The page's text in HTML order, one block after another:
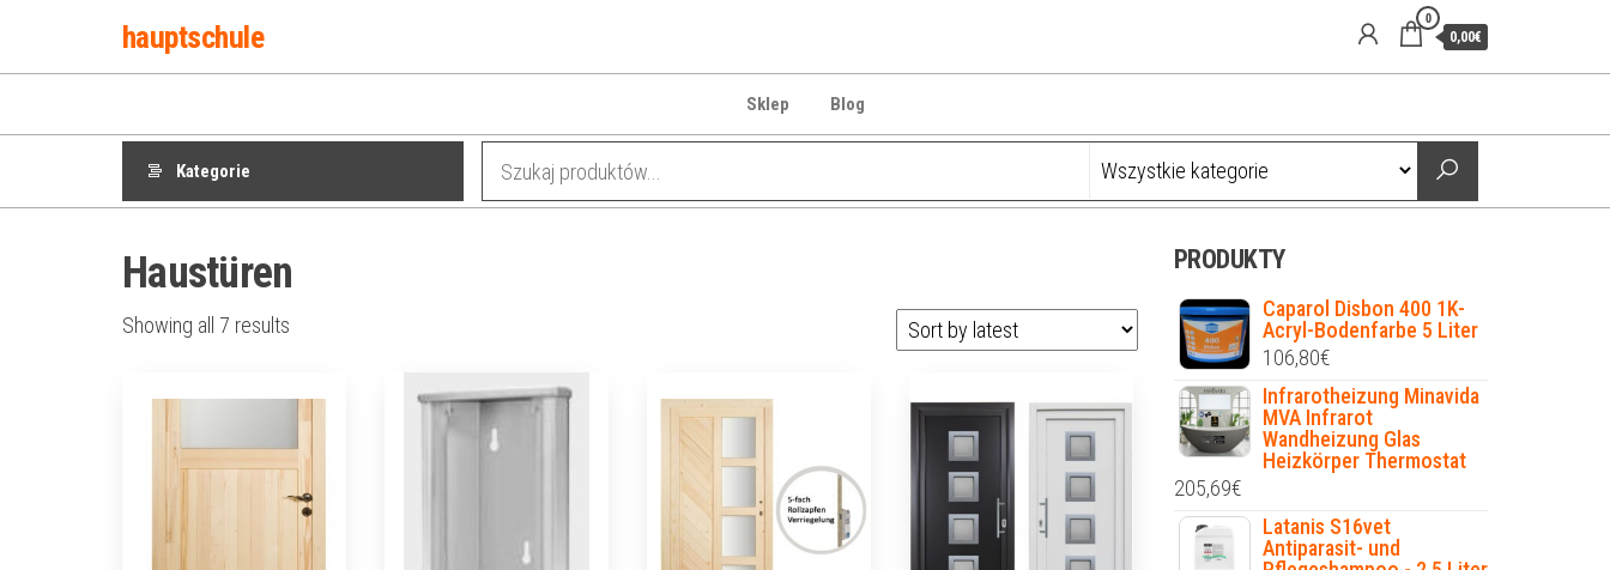
treści
hauptschule
0
0,00€
Sklep Blog
Kategorie
Haustüren
Showing all 7 results
PRODUKTY
Caparol Disbon 400 1K-
Acryl-Bodenfarbe 5 Liter
106,80€
Infrarotheizung Minavida
MVA Infrarot
Wandheizung Glas
Heizkörper Thermostat
205,69€
Latanis S16vet
Antiparasit- und